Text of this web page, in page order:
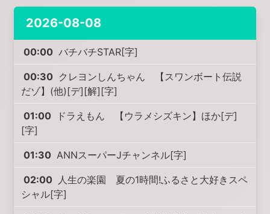
2026-08-08
00:00 バチバチSTAR[字]
00:30 クレヨンしんちゃん 【スワンボート伝説
だゾ】(他)[デ][解][字]
01:00
ドラえもん 【ウラメシズキン】ほか[デ]
[字]
01:30 ANNスーパーJチャンネル[字]
02:00 人生の楽園 夏の1時間!ふるさと大好きスペ
シャル[字]